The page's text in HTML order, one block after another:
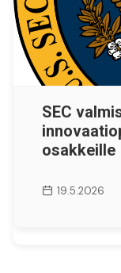
SEC
osakkeille
19.5.2026